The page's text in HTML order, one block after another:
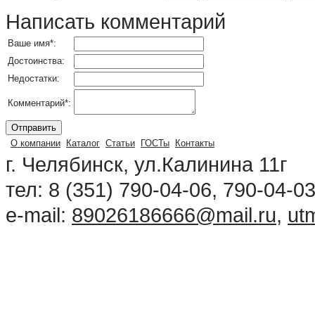
Написать комментарий
Ваше имя*:
Достоинства:
Недостатки:
Комментарий*:
О компании Каталог Статьи ГОСТы Контакты
г. Челябинск, ул.Калинина 11г
тел: 8 (351) 790-04-06, 790-04-
e-mail: 89026186666@mail.ru,